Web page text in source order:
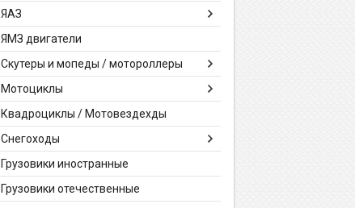
ЯАЗ
ЯМЗ двигатели
Скутеры и мопеды / мотороллеры
Мотоциклы
Квадроциклы / Мотовездехды
Снегоходы
Грузовики иностранные
Грузовики отечественные